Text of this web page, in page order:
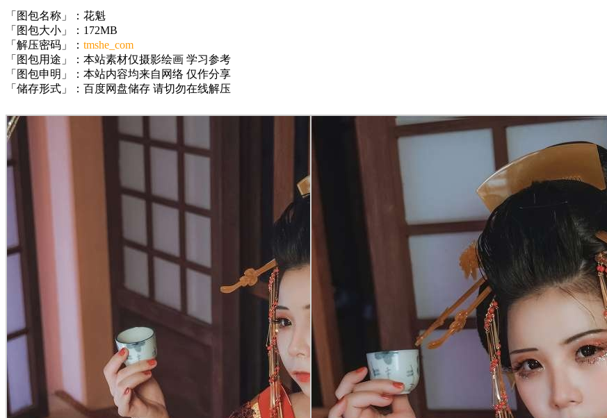
「图包名称」：花魁
「图包大小」：172MB
「解压密码」： tmshe_com
「图包用途」：本站素材仅摄影绘画 学习参考
「图包申明」：本站内容均来自网络 仅作分享
「储存形式」：百度网盘储存 请切勿在线解压